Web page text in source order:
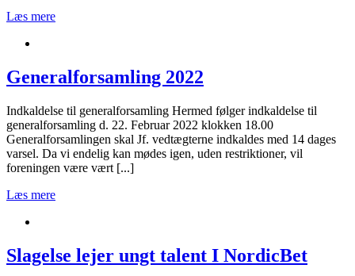
Læs mere
Generalforsamling 2022
Indkaldelse til generalforsamling Hermed følger indkaldelse til
generalforsamling d. 22. Februar 2022 klokken 18.00
Generalforsamlingen skal Jf. vedtægterne indkaldes med 14 dages
varsel. Da vi endelig kan mødes igen, uden restriktioner, vil
foreningen være vært [...]
Læs mere
Slagelse lejer ungt talent I NordicBet